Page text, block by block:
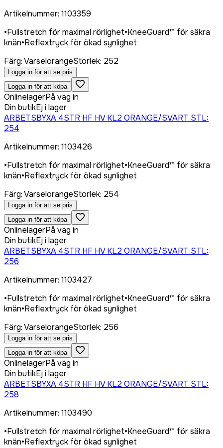
Artikelnummer: 1103359
•Fullstretch för maximal rörlighet•KneeGuard™ för säkra
knän•Reflextryck för ökad synlighet
Färg:VarselorangeStorlek: 252
Logga in för att se pris
Logga in för att köpa
OnlinelagerPå väg in
Din butikEj i lager
ARBETSBYXA 4STR HF HV KL2 ORANGE/SVART STL:
254
Artikelnummer: 1103426
•Fullstretch för maximal rörlighet•KneeGuard™ för säkra
knän•Reflextryck för ökad synlighet
Färg:VarselorangeStorlek: 254
Logga in för att se pris
Logga in för att köpa
OnlinelagerPå väg in
Din butikEj i lager
ARBETSBYXA 4STR HF HV KL2 ORANGE/SVART STL:
256
Artikelnummer: 1103427
•Fullstretch för maximal rörlighet•KneeGuard™ för säkra
knän•Reflextryck för ökad synlighet
Färg:VarselorangeStorlek: 256
Logga in för att se pris
Logga in för att köpa
OnlinelagerPå väg in
Din butikEj i lager
ARBETSBYXA 4STR HF HV KL2 ORANGE/SVART STL:
258
Artikelnummer: 1103490
•Fullstretch för maximal rörlighet•KneeGuard™ för säkra
knän•Reflextryck för ökad synlighet